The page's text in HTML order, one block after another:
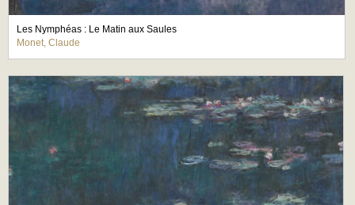
Les Nymphéas : Le Matin aux Saules
Monet, Claude